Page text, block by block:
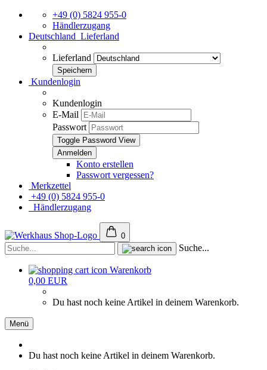
+49 (0) 5824 955-0
Händlerzugang
Deutschland Lieferland
Lieferland
Kundenlogin
Kundenlogin
E-Mail
Passwort
Toggle Password View
Konto erstellen
Passwort vergessen?
Merkzettel
+49 (0) 5824 955-0
Händlerzugang
0
Suche...
Warenkorb
0,00 EUR
Du hast noch keine Artikel in deinem Warenkorb.
Menü
Du hast noch keine Artikel in deinem Warenkorb.